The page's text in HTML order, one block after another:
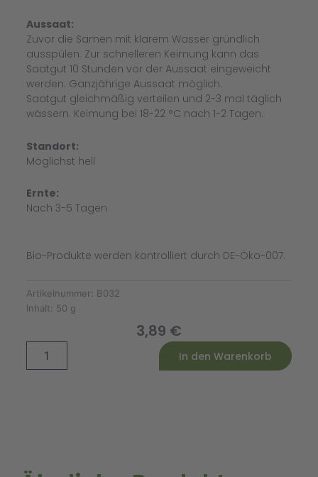
Aussaat:
Zuvor die Samen mit klarem Wasser gründlich
ausspülen. Zur schnelleren Keimung kann das
Saatgut 10 Stunden vor der Aussaat eingeweicht
werden. Ganzjährige Aussaat möglich.
Saatgut gleichmäßig verteilen und 2-3 mal täglich
wässern. Keimung bei 18-22 °C nach 1-2 Tagen.
Standort:
Möglichst hell
Ernte:
Nach 3-5 Tagen
Bio-Produkte werden kontrolliert durch DE-Öko-007.
Artikelnummer: B032
Inhalt: 50 g
3,89 €
Fitnessmischung
In den Warenkorb
Alternative: